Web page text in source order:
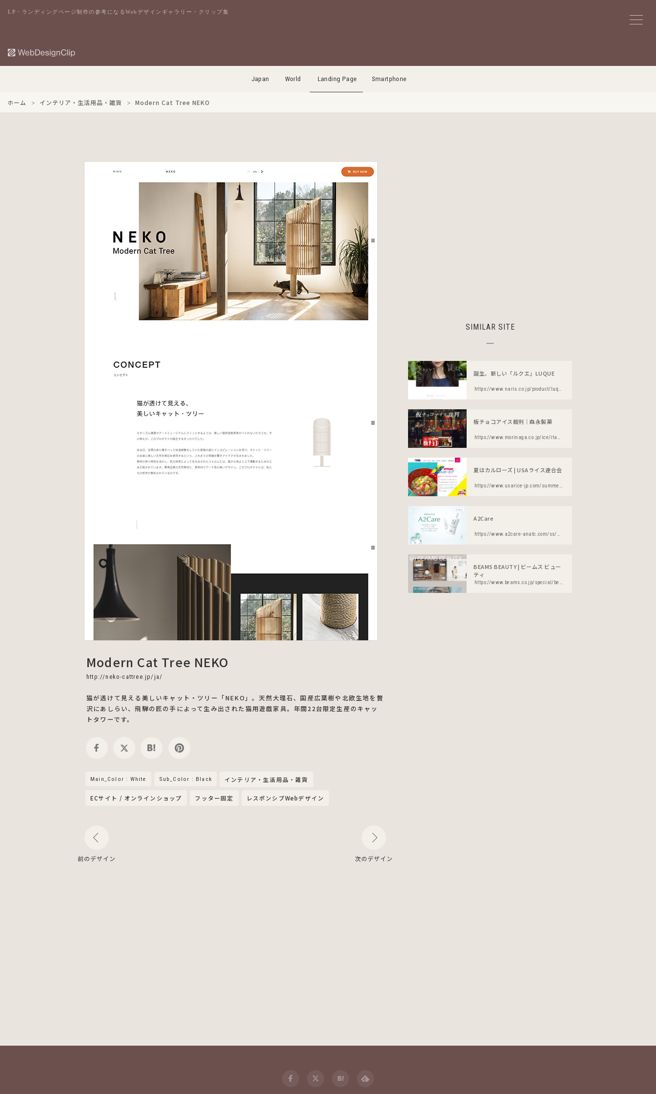
LP・ランディングページ制作の参考になるWebデザインギャラリー・クリップ集
Japan World Landing Page Smartphone
ホーム インテリア・生活用品・雑貨 Modern Cat Tree NEKO
Modern Cat Tree NEKO
http://neko-cattree.jp/ja/
猫が透けて見える美しいキャット・ツリー「NEKO」。天然大理石、国産広葉樹や北欧生地を贅
沢にあしらい、飛騨の匠の手によって生み出された猫用遊戯家具。年間22台限定生産のキャッ
トタワーです。
Main_Color : White Sub_Color : Black インテリア・生活用品・雑貨
ECサイト / オンラインショップ フッター固定 レスポンシブWebデザイン
SIMILAR SITE
誕生、新しい「ルクエ」LUQUE
https://www.naris.co.jp/product/luque/lp/
板チョコアイス裁判｜森永製菓
https://www.morinaga.co.jp/ice/itachoco/saiban/
夏はカルローズ | USAライス連合会
https://www.usarice-jp.com/summer/
A2Care
https://www.a2care-anatc.com/ss/mw/
BEAMS BEAUTY | ビームス ビュー
ティ
https://www.beams.co.jp/special/beamsbeauty/